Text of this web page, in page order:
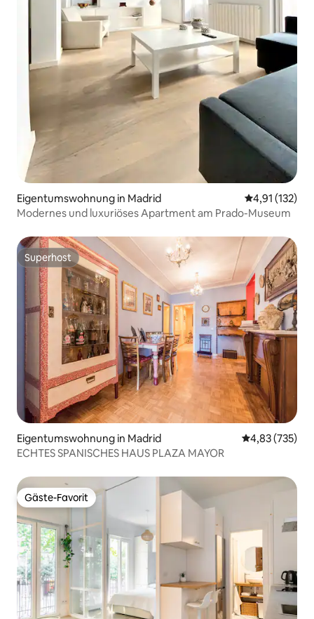
Eigentumswohnung in Madrid
4,91 (132)
Modernes und luxuriöses Apartment am Prado-Museum
Superhost
Superhost
Eigentumswohnung in Madrid
4,83 (735)
ECHTES SPANISCHES HAUS PLAZA MAYOR
Gäste-Favorit
Gäste-Favorit